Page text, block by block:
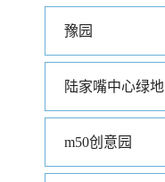
豫园
陆家嘴中心绿地
m50创意园